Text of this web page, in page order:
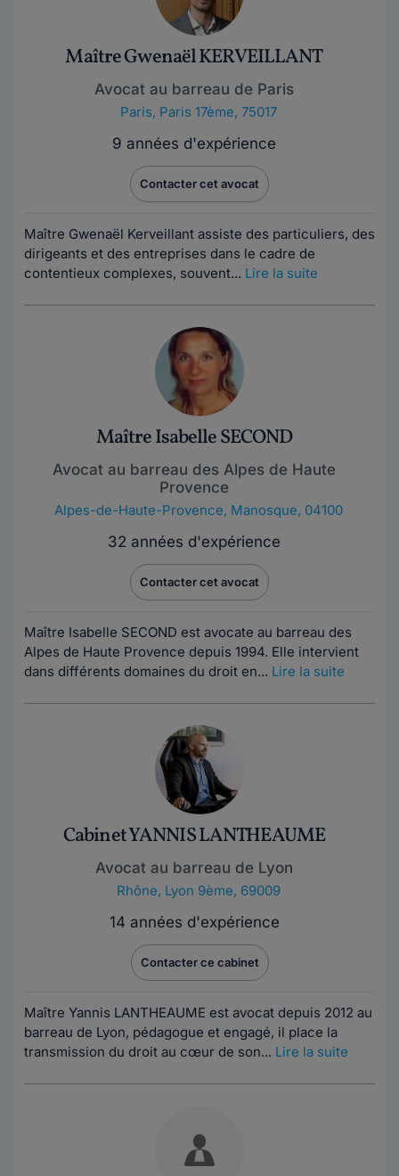
Maître Gwenaël KERVEILLANT
Avocat au barreau de Paris
Paris, Paris 17ème, 75017
9 années d'expérience
Contacter cet avocat
Maître Gwenaël Kerveillant assiste des particuliers, des
dirigeants et des entreprises dans le cadre de
contentieux complexes, souvent... Lire la suite
Maître Isabelle SECOND
Avocat au barreau des Alpes de Haute
Provence
Alpes-de-Haute-Provence, Manosque, 04100
32 années d'expérience
Contacter cet avocat
Maître Isabelle SECOND est avocate au barreau des
Alpes de Haute Provence depuis 1994. Elle intervient
dans différents domaines du droit en... Lire la suite
Cabinet YANNIS LANTHEAUME
Avocat au barreau de Lyon
Rhône, Lyon 9ème, 69009
14 années d'expérience
Contacter ce cabinet
Maître Yannis LANTHEAUME est avocat depuis 2012 au
barreau de Lyon, pédagogue et engagé, il place la
transmission du droit au cœur de son... Lire la suite